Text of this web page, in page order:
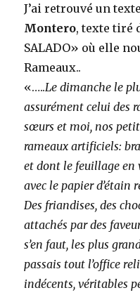
J’ai retrouvé un
Montero, texte tiré
SALADO» où elle
Rameaux..
«…..Le dimanche le
assurément celui des
sœurs et moi, nos
rameaux artificiels:
et dont le feuillage en
avec le papier d’étain
Des friandises, des
attachés par des
s’en faut, les plus
passais tout l’office
indécents, véritables